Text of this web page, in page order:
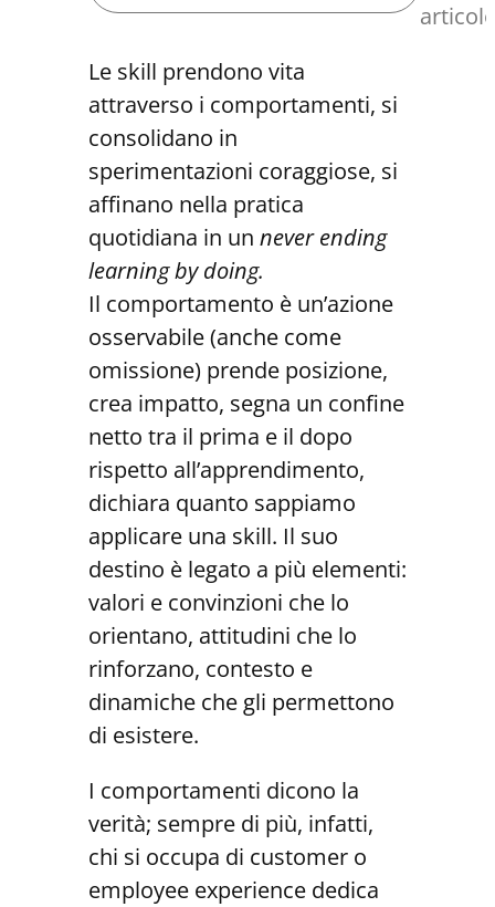
Le skill prendono vita
attraverso i comportamenti, si
consolidano in
sperimentazioni coraggiose, si
affinano nella pratica
quotidiana in un never ending
learning by doing.
Il comportamento è un’azione
osservabile (anche come
omissione) prende posizione,
crea impatto, segna un confine
netto tra il prima e il dopo
rispetto all’apprendimento,
dichiara quanto sappiamo
applicare una skill. Il suo
destino è legato a più elementi:
valori e convinzioni che lo
orientano, attitudini che lo
rinforzano, contesto e
dinamiche che gli permettono
di esistere.
I comportamenti dicono la
verità; sempre di più, infatti,
chi si occupa di customer o
employee experience dedica